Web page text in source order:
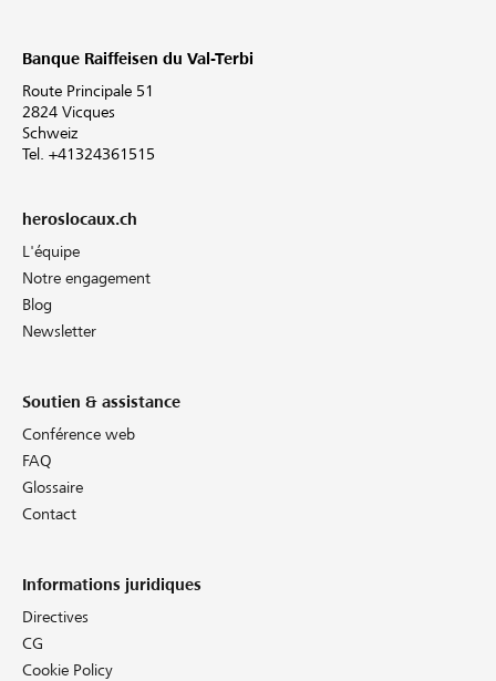
Banque Raiffeisen du Val-Terbi
Route Principale 51
2824 Vicques
Schweiz
Tel. +41324361515
heroslocaux.ch
L'équipe
Notre engagement
Blog
Newsletter
Soutien & assistance
Conférence web
FAQ
Glossaire
Contact
Informations juridiques
Directives
CG
Cookie Policy